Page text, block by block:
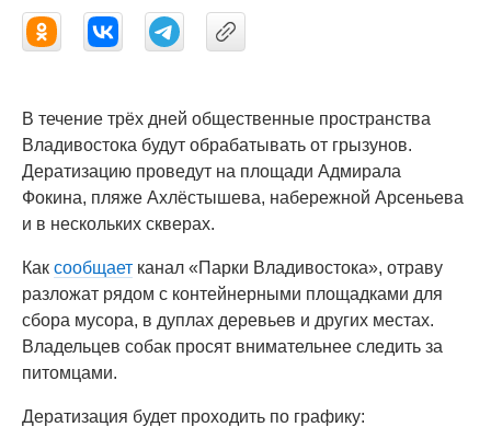
В течение трёх дней общественные пространства
Владивостока будут обрабатывать от грызунов.
Дератизацию проведут на площади Адмирала
Фокина, пляже Ахлёстышева, набережной Арсеньева
и в нескольких скверах.
Как сообщает канал «Парки Владивостока», отраву
разложат рядом с контейнерными площадками для
сбора мусора, в дуплах деревьев и других местах.
Владельцев собак просят внимательнее следить за
питомцами.
Дератизация будет проходить по графику: